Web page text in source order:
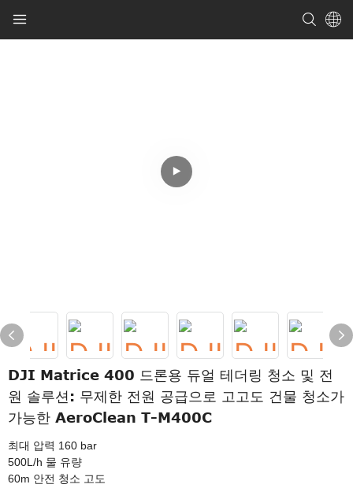
DJI Matrice 400 드론용 듀얼 테더링 청소 및 전
원 솔루션: 무제한 전원 공급으로 고고도 건물 청소가
가능한 AeroClean T-M400C
최대 압력 160 bar
500L/h 물 유량
60m 안전 청소 고도